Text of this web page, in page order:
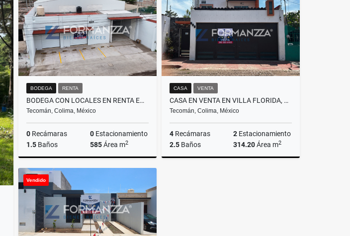
BODEGA RENTA
BODEGA CON LOCALES EN RENTA EN ÁLVARO OBREGÓN, TECOMÁN, COLIMA
Tecomán, Colima, México
0 Recámaras 0 Estacionamiento
1.5 Baños 585Área m2
CASA VENTA
CASA EN VENTA EN VILLA FLORIDA, TECOMÁN, COLIMA
Tecomán, Colima, México
4 Recámaras 2 Estacionamiento
2.5 Baños 314.20Área m2
Vendido